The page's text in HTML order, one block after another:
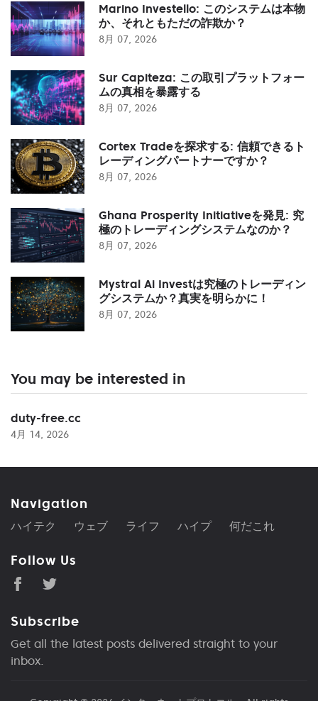
Marino Investello: このシステムは本物
か、それともただの詐欺か？
8月 07, 2026
Sur Capiteza: この取引プラットフォー
ムの真相を暴露する
8月 07, 2026
Cortex Tradeを探求する: 信頼できるト
レーディングパートナーですか？
8月 07, 2026
Ghana Prosperity Initiativeを発見: 究
極のトレーディングシステムなのか？
8月 07, 2026
Mystral Ai Investは究極のトレーディン
グシステムか？真実を明らかに！
8月 07, 2026
You may be interested in
duty-free.cc
4月 14, 2026
Navigation
ハイテク ウェブ ライフ ハイプ 何だこれ
Follow Us
Subscribe
Get all the latest posts delivered straight to your
inbox.